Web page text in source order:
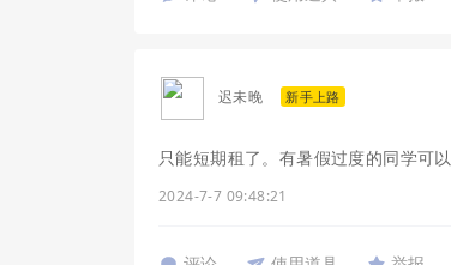
迟未晚 新手上路
只能短期租了。有暑假过度的同学可以
2024-7-7 09:48:21